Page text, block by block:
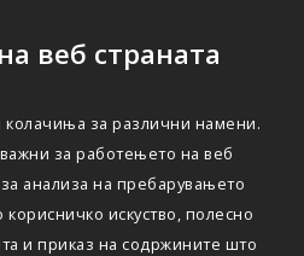
веб страната
колачиња за различни намени.
за работењето на веб
анализа на пребарувањето
искуство, полесно
и приказ на содржините што